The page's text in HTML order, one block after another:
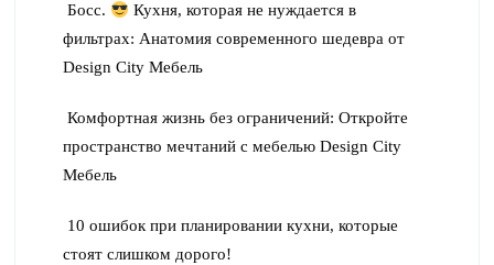
Босс.
Кухня, которая не нуждается в
фильтрах: Анатомия современного шедевра от
Design City Мебель
Комфортная жизнь без ограничений: Откройте
пространство мечтаний с мебелью Design City
Мебель
10 ошибок при планировании кухни, которые
стоят слишком дорого!